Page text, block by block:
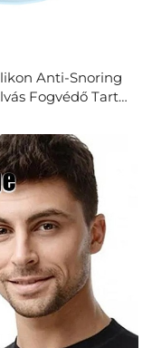
Anti-Snoring
Fogvédő Tartó